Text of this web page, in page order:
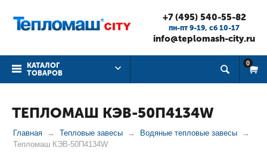
+7 (495) 540-55-82
пн-пт 9-19, cб 10-17
info@teplomash-city.ru
КАТАЛОГ
ТОВАРОВ
0
ТЕПЛОМАШ КЭВ-50П4134W
Главная Тепловые завесы
Водяные тепловые завесы
Тепломаш КЭВ-50П4134W